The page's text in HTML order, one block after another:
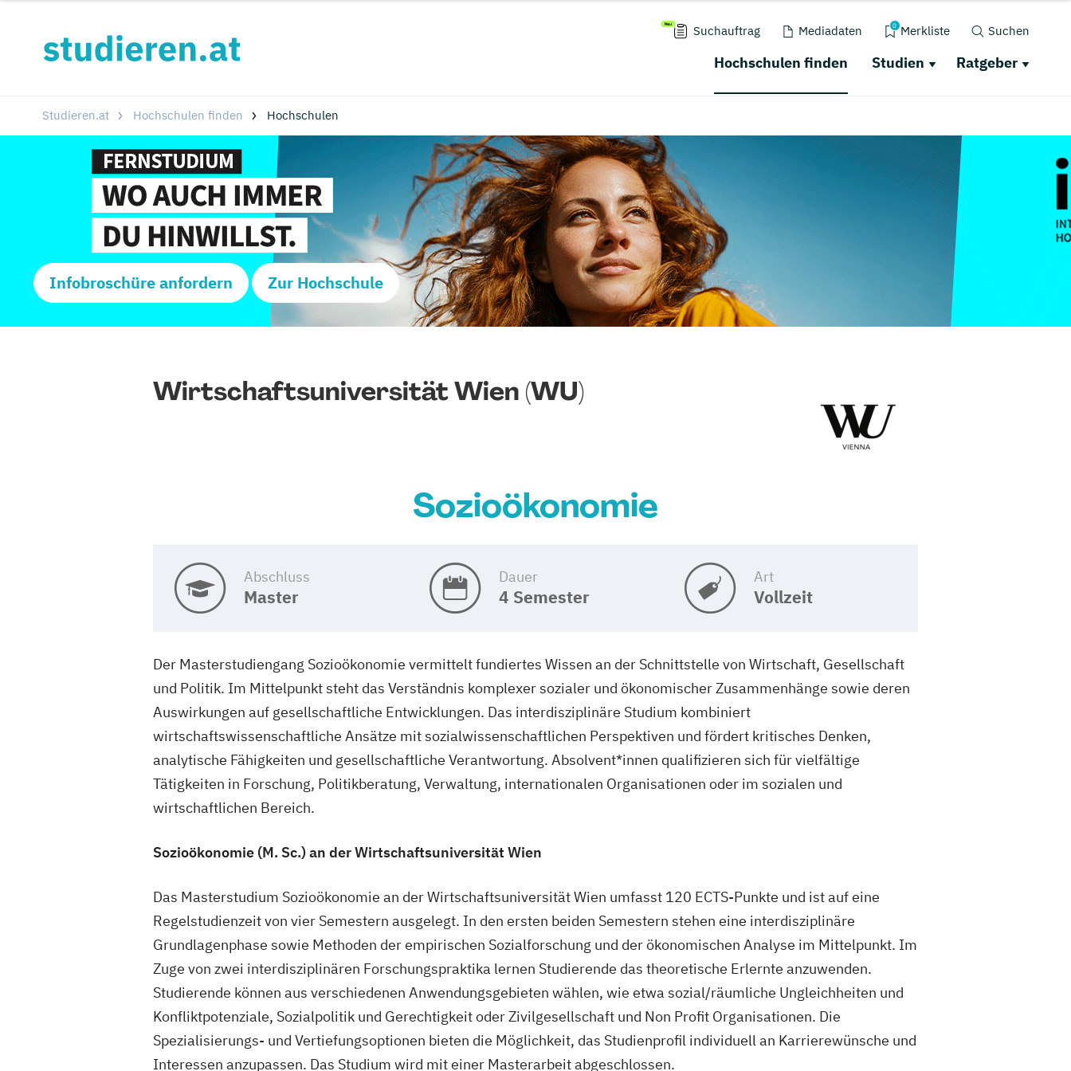
Suchauftrag Mediadaten 0 Merkliste Suchen
Hochschulen finden Studien Ratgeber
Studieren.at Hochschulen finden Hochschulen
Infobroschüre anfordern Zur Hochschule
Wirtschaftsuniversität Wien (WU)
Sozioökonomie
Abschluss
Master
Dauer
4 Semester
Art
Vollzeit
Der Masterstudiengang Sozioökonomie vermittelt fundiertes Wissen an der Schnittstelle von Wirtschaft, Gesellschaft
und Politik. Im Mittelpunkt steht das Verständnis komplexer sozialer und ökonomischer Zusammenhänge sowie deren
Auswirkungen auf gesellschaftliche Entwicklungen. Das interdisziplinäre Studium kombiniert
wirtschaftswissenschaftliche Ansätze mit sozialwissenschaftlichen Perspektiven und fördert kritisches Denken,
analytische Fähigkeiten und gesellschaftliche Verantwortung. Absolvent*innen qualifizieren sich für vielfältige
Tätigkeiten in Forschung, Politikberatung, Verwaltung, internationalen Organisationen oder im sozialen und
wirtschaftlichen Bereich.
Sozioökonomie (M. Sc.) an der Wirtschaftsuniversität Wien
Das Masterstudium Sozioökonomie an der Wirtschaftsuniversität Wien umfasst 120 ECTS-Punkte und ist auf eine
Regelstudienzeit von vier Semestern ausgelegt. In den ersten beiden Semestern stehen eine interdisziplinäre
Grundlagenphase sowie Methoden der empirischen Sozialforschung und der ökonomischen Analyse im Mittelpunkt. Im
Zuge von zwei interdisziplinären Forschungspraktika lernen Studierende das theoretische Erlernte anzuwenden.
Studierende können aus verschiedenen Anwendungsgebieten wählen, wie etwa sozial/räumliche Ungleichheiten und
Konfliktpotenziale, Sozialpolitik und Gerechtigkeit oder Zivilgesellschaft und Non Profit Organisationen. Die
Spezialisierungs- und Vertiefungsoptionen bieten die Möglichkeit, das Studienprofil individuell an Karrierewünsche und
Interessen anzupassen. Das Studium wird mit einer Masterarbeit abgeschlossen.